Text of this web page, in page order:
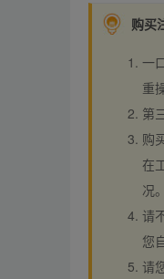
购买
一
重
第
购
在
况
请
您
请